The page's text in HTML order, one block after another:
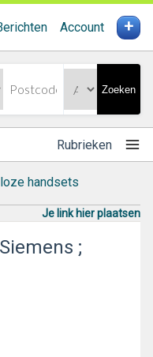
Account +
Zoeken
Rubrieken
handsets
Je link hier plaatsen
;